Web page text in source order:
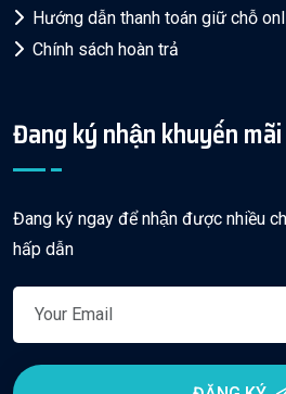
Hướng dẫn thanh toán giữ chỗ
Chính sách hoàn trả
Đang ký nhận khuyến mãi
Đang ký ngay để nhận được nhiều
hấp dẫn